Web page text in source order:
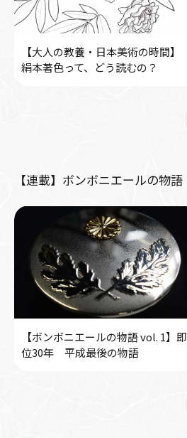
【大人の教養・日本美術の時間】
絹本著色って、どう読むの？
【連載】ボンボニエールの物語
【ボンボニエールの物語 vol. 1】即
位30年 平成最後の物語